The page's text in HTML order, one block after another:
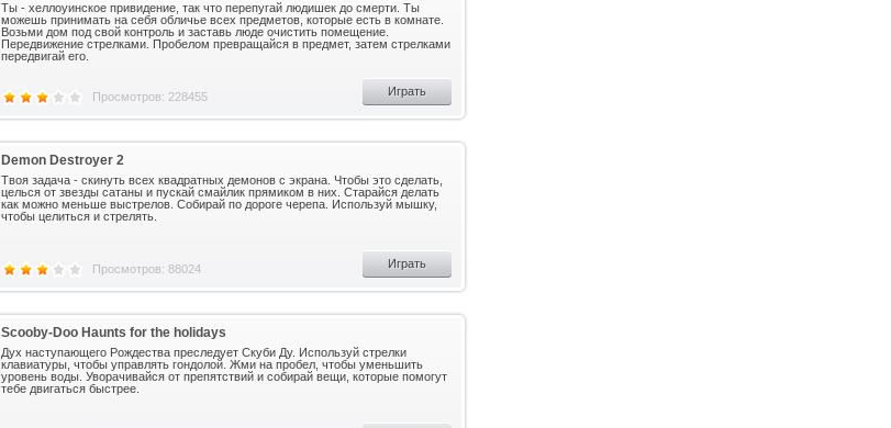
Ты - хеллоуинское привидение, так что перепугай людишек до смерти. Ты
можешь принимать на себя обличье всех предметов, которые есть в комнате.
Возьми дом под свой контроль и заставь люде очистить помещение.
Передвижение стрелками. Пробелом превращайся в предмет, затем стрелками
передвигай его.
Просмотров: 228455 Играть
Demon Destroyer 2
Твоя задача - скинуть всех квадратных демонов с экрана. Чтобы это сделать,
целься от звезды сатаны и пускай смайлик прямиком в них. Старайся делать
как можно меньше выстрелов. Собирай по дороге черепа. Используй мышку,
чтобы целиться и стрелять.
Просмотров: 88024 Играть
Scooby-Doo Haunts for the holidays
part 3
Дух наступающего Рождества преследует Скуби Ду. Используй стрелки
клавиатуры, чтобы управлять гондолой. Жми на пробел, чтобы уменьшить
уровень воды. Уворачивайся от препятствий и собирай вещи, которые помогут
тебе двигаться быстрее.